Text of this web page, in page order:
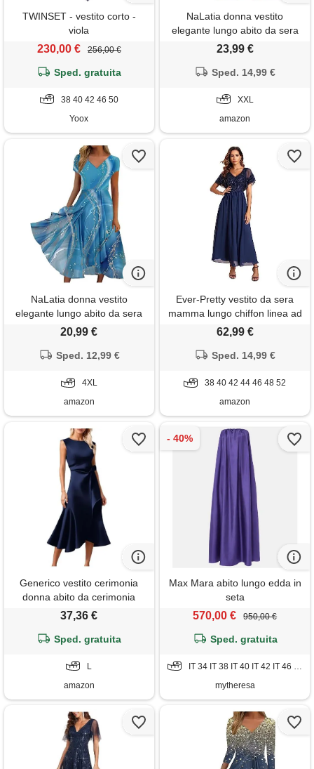
TWINSET - vestito corto -
viola
230,00 € 256,00 €
Sped. gratuita
38 40 42 46 50
Yoox
NaLatia donna vestito
elegante lungo abito da sera
scollo a v manica corta
aderente abito estivo taglie
23,99 €
Sped. 14,99 €
XXL
amazon
NaLatia donna vestito
elegante lungo abito da sera
scollo a v manica corta
aderente estivo taglie forti
cocktail
20,99 €
Sped. 12,99 €
4XL
amazon
Ever-Pretty vestito da sera
mamma lungo chiffon linea ad
a scollo a v maniche corte
navy 46
62,99 €
Sped. 14,99 €
38 40 42 44 46 48 52
amazon
Generico vestito cerimonia
donna abito da cerimonia
donna abiti curvy raso
vestiti schiena scoperta lungo
eleganti lunghi sposa xl di
bianco per matrimonio
37,36 €
Sped. gratuita
L
amazon
Max Mara abito lungo edda in
seta
570,00 € 950,00 €
Sped. gratuita
IT 34 IT 38 IT 40 IT 42 IT 46 IT 48 IT 50
mytheresa